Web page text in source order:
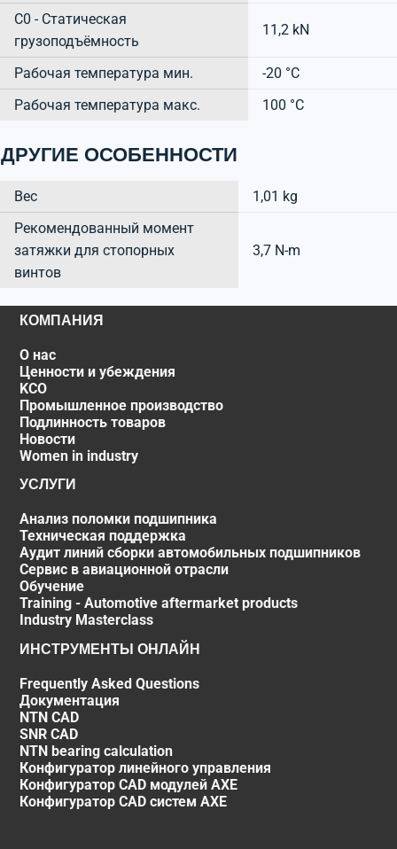
C0 - Статическая
грузоподъёмность
11,2 kN
Рабочая температура мин.
-20 °C
Рабочая температура макс.
100 °C
ДРУГИЕ ОСОБЕННОСТИ
Вес
1,01 kg
Рекомендованный момент
затяжки для стопорных
винтов
3,7 N-m
КОМПАНИЯ
О нас
Ценности и убеждения
KCO
Промышленное производство
Подлинность товаров
Новости
Women in industry
УСЛУГИ
Анализ поломки подшипника
Техническая поддержка
Аудит линий сборки автомобильных подшипников
Сервис в авиационной отрасли
Обучение
Training - Automotive aftermarket products
Industry Masterclass
ИНСТРУМЕНТЫ ОНЛАЙН
Frequently Asked Questions
Документация
NTN CAD
SNR CAD
NTN bearing calculation
Конфигуратор линейного управления
Конфигуратор CAD модулей AXE
Конфигуратор CAD систем AXE